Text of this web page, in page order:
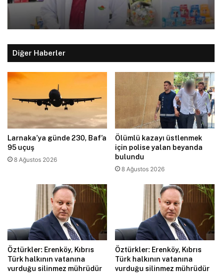
Diğer Haberler
Larnaka’ya günde 230, Baf’a
95 uçuş
8 Ağustos 2026
Ölümlü kazayı üstlenmek
için polise yalan beyanda
bulundu
8 Ağustos 2026
Öztürkler: Erenköy, Kıbrıs
Türk halkının vatanına
vurduğu silinmez mührüdür
Öztürkler: Erenköy, Kıbrıs
Türk halkının vatanına
vurduğu silinmez mührüdür